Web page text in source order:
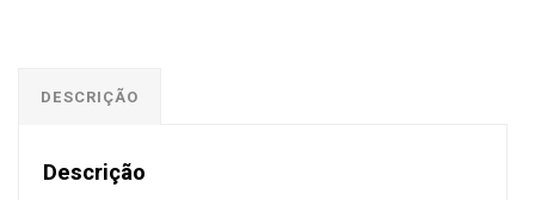
DESCRIÇÃO
Descrição